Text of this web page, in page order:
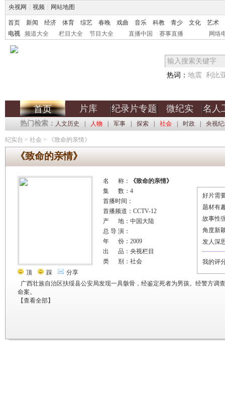
央视网 视频 网站地图
首页 新闻 经济 体育 综艺 春晚 戏曲 音乐 科教 青少 文化
艺术
电视
频道大全 栏目大全 节目大全 直播中国 赛事直播 网络
热词： 地震 利比
首页 片库 纪录片专题 微纪实 名人
热门检索： 人文历史 人物 军事 探索 社会 时政 央视
纪实台 > 社会 > 《致命的亲情》
《致命的亲情》
顶 踩 分享
名 称：
《致命的亲情》
集 数：4
首播时间：
首播频道：CCTV-12
产 地：中国大陆
总 导 演：
年 份：2009
出 品：央视栏目
类 别：社会
广西壮族自治区扶绥县公安局发现一具骸骨，经鉴定死者为男孩。经警方调
命案。
【查看全部】
好片需
题材有
故事性
角度新
发人深
我的评